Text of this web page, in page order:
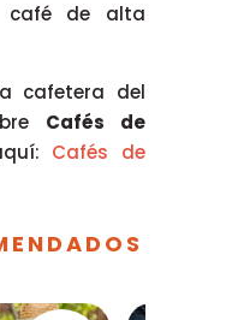
café de alta
cafetera del
Cafés de
Cafés de